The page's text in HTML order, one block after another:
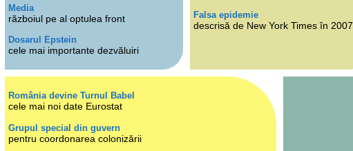
Media
războiul pe al optulea front
Dosarul Epstein
cele mai importante dezvăluiri
Falsa epidemie
descrisă de New York Times în 2007
România devine Turnul Babel
cele mai noi date Eurostat
Grupul special din guvern
pentru coordonarea colonizării